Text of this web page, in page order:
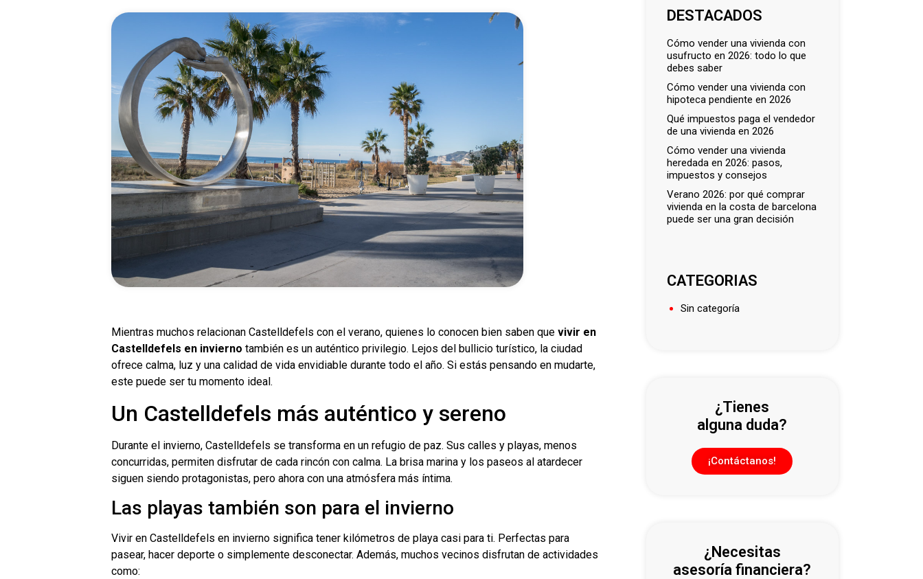
Mientras muchos relacionan Castelldefels con el verano, quienes lo conocen bien saben que vivir en
Castelldefels en invierno también es un auténtico privilegio. Lejos del bullicio turístico, la ciudad
ofrece calma, luz y una calidad de vida envidiable durante todo el año. Si estás pensando en mudarte,
este puede ser tu momento ideal.
Un Castelldefels más auténtico y sereno
Durante el invierno, Castelldefels se transforma en un refugio de paz. Sus calles y playas, menos
concurridas, permiten disfrutar de cada rincón con calma. La brisa marina y los paseos al atardecer
siguen siendo protagonistas, pero ahora con una atmósfera más íntima.
Las playas también son para el invierno
Vivir en Castelldefels en invierno significa tener kilómetros de playa casi para ti. Perfectas para
pasear, hacer deporte o simplemente desconectar. Además, muchos vecinos disfrutan de actividades
como:
DESTACADOS
cómo vender una vivienda con
usufructo en 2026: todo lo que
debes saber
cómo vender una vivienda con
hipoteca pendiente en 2026
qué impuestos paga el vendedor
de una vivienda en 2026
cómo vender una vivienda
heredada en 2026: pasos,
impuestos y consejos
verano 2026: por qué comprar
vivienda en la costa de barcelona
puede ser una gran decisión
CATEGORIAS
Sin categoría
¿Tienes
alguna duda?
¡Contáctanos!
¿Necesitas
asesoría financiera?